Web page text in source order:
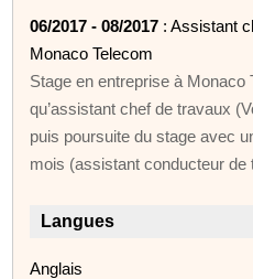
06/2017 - 08/2017 : Assistant
Monaco Telecom
Stage en entreprise à Monaco
qu’assistant chef de travaux
puis poursuite du stage avec
mois (assistant conducteur de
Langues
Anglais